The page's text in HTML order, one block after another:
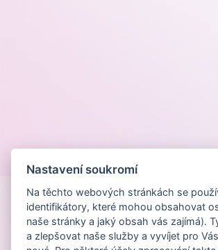
Nastavení soukromí
Na těchto webových stránkách se
identifikátory, které mohou obsahovat
naše stránky a jaký obsah vás zajímá).
a zlepšovat naše služby a vyvíjet pro